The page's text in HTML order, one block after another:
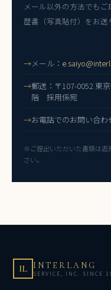
メール以外の方法でも
歴書（写真貼付）をお送
メール：
郵送：〒107-0052 東
階 採用係宛
お電話でのお問い合わ
※ご提出いただいた書類は返
さい。
IL INTERLANG
SERVICE, INC. SINCE